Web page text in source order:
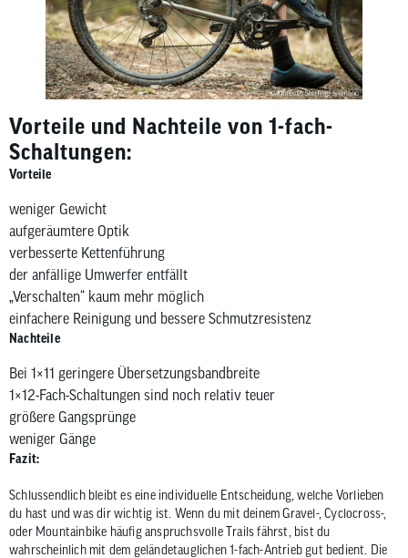
Vorteile und Nachteile von 1-fach-
Schaltungen:
Vorteile
weniger Gewicht
aufgeräumtere Optik
verbesserte Kettenführung
der anfällige Umwerfer entfällt
„Verschalten“ kaum mehr möglich
einfachere Reinigung und bessere Schmutzresistenz
Nachteile
Bei 1×11 geringere Übersetzungsbandbreite
1×12-Fach-Schaltungen sind noch relativ teuer
größere Gangsprünge
weniger Gänge
Fazit:
Schlussendlich bleibt es eine individuelle Entscheidung, welche Vorlieben
du hast und was dir wichtig ist. Wenn du mit deinem Gravel-, Cyclocross-,
oder Mountainbike häufig anspruchsvolle Trails fährst, bist du
wahrscheinlich mit dem geländetauglichen 1-fach-Antrieb gut bedient. Die